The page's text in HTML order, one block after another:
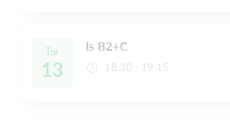
Tor
13
Is B2+C
18:30 - 19:15